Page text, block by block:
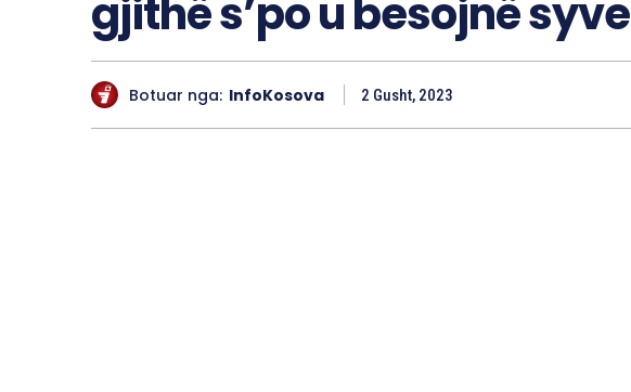
gjithë s’po u besojnë syve
Botuar nga: InfoKosova 2 Gusht, 2023